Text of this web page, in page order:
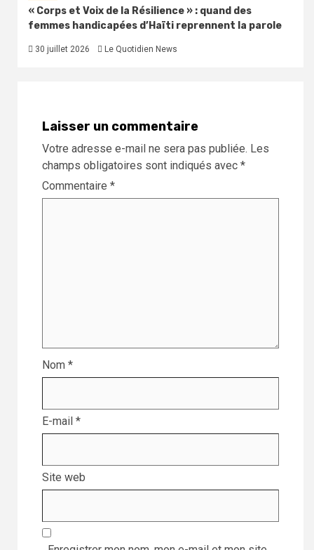
« Corps et Voix de la Résilience » : quand des
femmes handicapées d’Haïti reprennent la parole
30 juillet 2026 Le Quotidien News
Laisser un commentaire
Votre adresse e-mail ne sera pas publiée. Les
champs obligatoires sont indiqués avec *
Commentaire *
Nom *
E-mail *
Site web